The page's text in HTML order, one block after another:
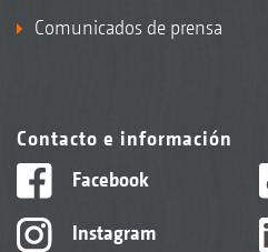
Comunicados de prensa
Contacto e información
Facebook
Instagram